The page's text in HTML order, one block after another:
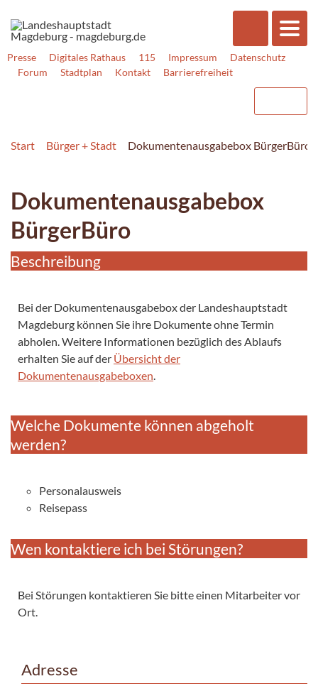
Presse Digitales Rathaus 115 Impressum
Datenschutz
Forum
Stadtplan Kontakt Barrierefreiheit
Start Bürger + Stadt Dokumentenausgabebox BürgerBüro
Dokumentenausgabebox
BürgerBüro
Beschreibung
Bei der Dokumentenausgabebox der Landeshauptstadt
Magdeburg können Sie ihre Dokumente ohne Termin
abholen. Weitere Informationen bezüglich des Ablaufs
erhalten Sie auf der Übersicht der
Dokumentenausgabeboxen
Welche Dokumente können abgeholt
werden?
Personalausweis
Reisepass
Wen kontaktiere ich bei Störungen?
Bei Störungen kontaktieren Sie bitte einen Mitarbeiter vor
Ort.
Adresse